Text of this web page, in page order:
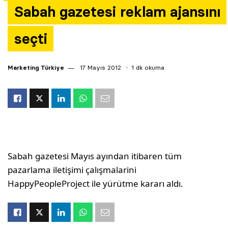
Sabah gazetesi reklam ajansını
seçti
Marketing Türkiye 17 Mayıs 2012 1 dk okuma
Sabah gazetesi Mayıs ayından itibaren tüm
pazarlama iletişimi çalışmalarini
HappyPeopleProject ile yürütme kararı aldı.
Yazarlar
Araştırma